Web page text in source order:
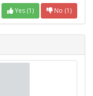
Yes (1) No (1)